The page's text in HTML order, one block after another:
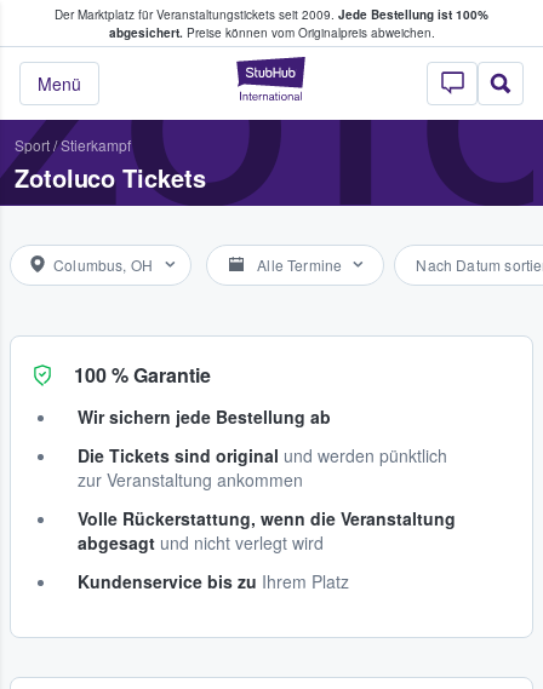
Der Marktplatz für Veranstaltungstickets seit 2009. Jede Bestellung ist 100%
abgesichert.Preise können vom Originalpreis abweichen.
StubHub - Wo
Menü
Tickets kaufen & verkaufen
Sport/Stierkampf
Zotoluco Tickets
Columbus, OH Alle Termine Nach Datum
100 % Garantie
Wir sichern jede Bestellung ab
Die Tickets sind original und werden pünktlich
zur Veranstaltung ankommen
Volle Rückerstattung, wenn die Veranstaltung
abgesagt und nicht verlegt wird
Kundenservice bis zu Ihrem Platz